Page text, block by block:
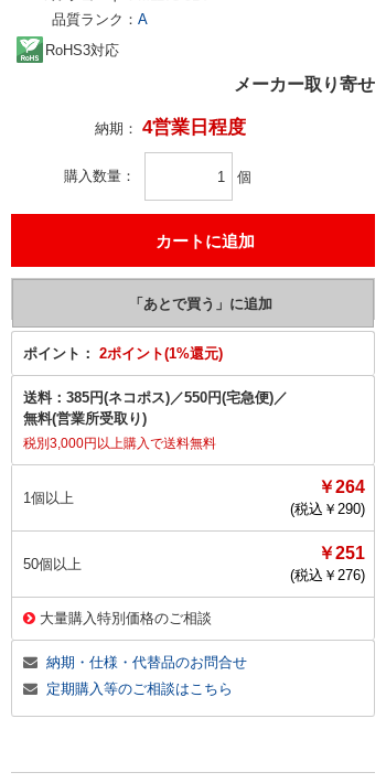
品質ランク： A
RoHS3対応
メーカー取り寄せ
納期： 4営業日程度
購入数量 個
ポイント： 2ポイント(1%還元)
送料： 385円(ネコポス)／550円(宅急便)／
無料(営業所受取り)
税別3,000円以上購入で送料無料
1個以上
￥264
(税込￥ 290)
50個以上
￥251
(税込￥ 276)
大量購入特別価格のご相談
納期・仕様・代替品のお問合せ
定期購入等のご相談はこちら